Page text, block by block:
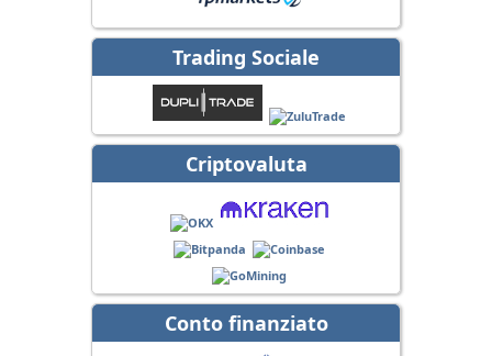
Trading Sociale
Criptovaluta
Conto finanziato